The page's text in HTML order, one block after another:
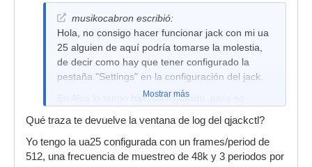
musikocabron escribió:
Hola, no consigo hacer funcionar jack con mi ua
25 alguien de aquí podría tomarse la molestia,
de decir como hay que tener configurado la
pestaña "Settings" en la configuración del jack.
En Alsa lo tengo bien configurado, pero no
Mostrar más
Qué traza te devuelve la ventana de log del qjackctl?
Yo tengo la ua25 configurada con un frames/period de
512, una frecuencia de muestreo de 48k y 3 periodos por